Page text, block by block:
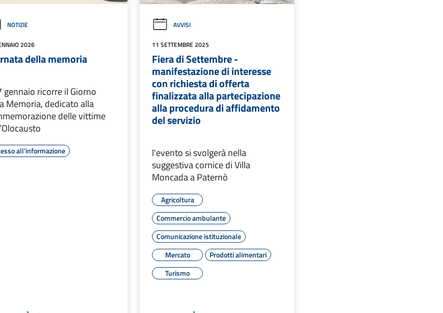
NOTIZIE
2026
della memoria
gennaio ricorre il Giorno
Memoria, dedicato alla
delle vittime
all'informazione
AVVISI
11 SETTEMBRE 2025
Fiera di Settembre -
manifestazione di interesse
con richiesta di offerta
finalizzata alla partecipazione
alla procedura di affidamento
del servizio
l'evento si svolgerà nella
suggestiva cornice di Villa
Moncada a Paternò
Agricoltura
Commercio ambulante
Comunicazione istituzionale
Mercato
Prodotti alimentari
Turismo